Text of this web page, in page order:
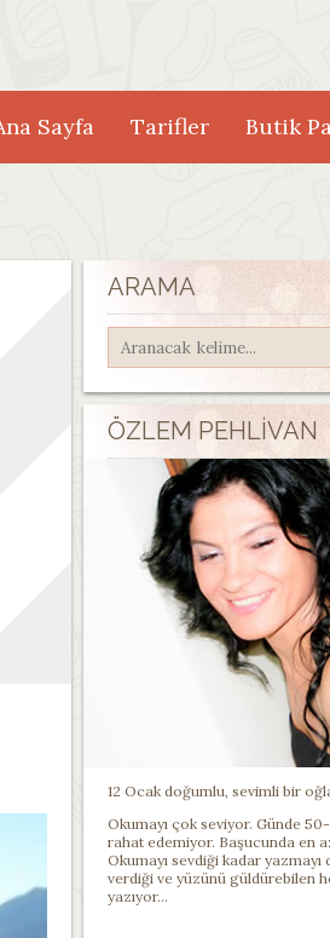
Butik
Tarifler
Sayfa
ARAMA
ÖZLEM PEHLIVAN
12 Ocak doğumlu, sevimli bir
Okumayı çok seviyor. Günde
rahat edemiyor. Başucunda en
Okumayı sevdiği kadar
verdiği ve yüzünü güldürebilen
yazıyor...